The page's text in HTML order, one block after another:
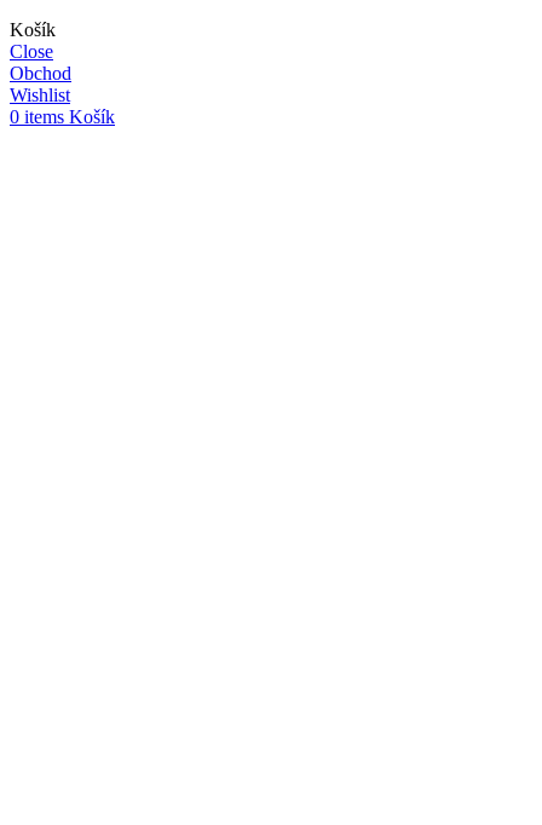
Košík
Close
Obchod
Wishlist
0 items Košík